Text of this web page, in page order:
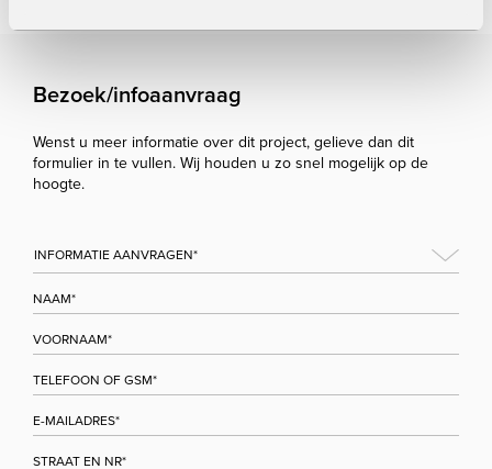
Bezoek/infoaanvraag
Wenst u meer informatie over dit project, gelieve dan dit
formulier in te vullen. Wij houden u zo snel mogelijk op de
hoogte.